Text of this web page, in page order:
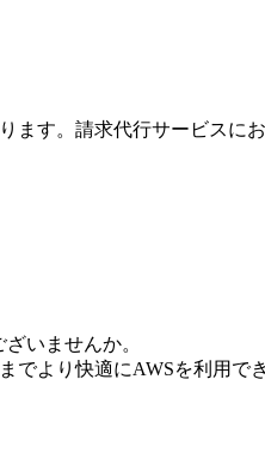
す。請求代行サービスに
いませんか。
より快適にAWSを利用で